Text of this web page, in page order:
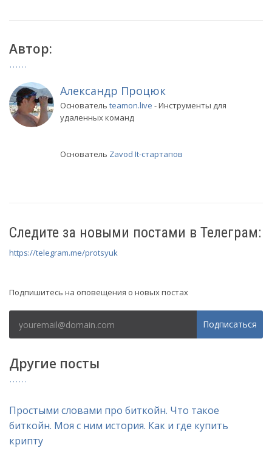
Автор:
Александр Процюк
Основатель teamon.live - Инструменты для
удаленных команд
Основатель Zavod It-стартапов
Следите за новыми постами в Телеграм:
https://telegram.me/protsyuk
Подпишитесь на оповещения о новых постах
Подписаться
Другие посты
Простыми словами про биткойн. Что такое
биткойн. Моя с ним история. Как и где купить
крипту